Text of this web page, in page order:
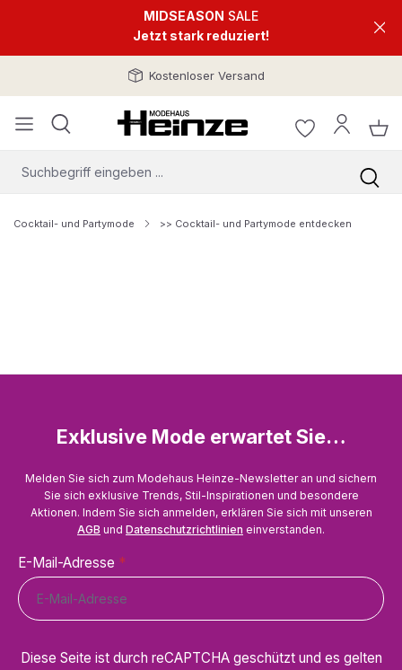
MIDSEASON SALE
Jetzt stark reduziert!
Kostenloser Versand
Cocktail- und Partymode >> Cocktail- und Partymode entdecken
Exklusive Mode erwartet Sie…
Melden Sie sich zum Modehaus Heinze-Newsletter an und sichern
Sie sich exklusive Trends, Stil-Inspirationen und besondere
Aktionen. Indem Sie sich anmelden, erklären Sie sich mit unseren
AGB und Datenschutzrichtlinien einverstanden.
E-Mail-Adresse *
Diese Seite ist durch reCAPTCHA geschützt und es gelten